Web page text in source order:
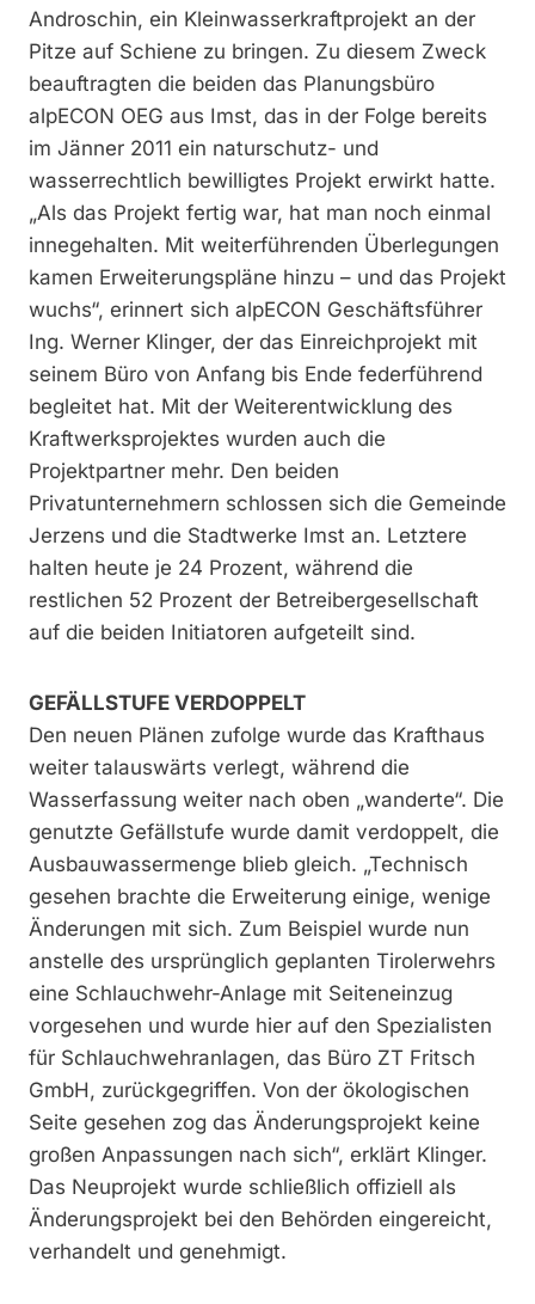
Androschin, ein Kleinwasserkraftprojekt an der
Pitze auf Schiene zu bringen. Zu diesem Zweck
beauftragten die beiden das Planungsbüro
alpECON OEG aus Imst, das in der Folge bereits
im Jänner 2011 ein naturschutz- und
wasserrechtlich bewilligtes Projekt erwirkt hatte.
„Als das Projekt fertig war, hat man noch einmal
innegehalten. Mit weiterführenden Überlegungen
kamen Erweiterungspläne hinzu – und das Projekt
wuchs“, erinnert sich alpECON Geschäftsführer
Ing. Werner Klinger, der das Einreichprojekt mit
seinem Büro von Anfang bis Ende federführend
begleitet hat. Mit der Weiterentwicklung des
Kraftwerksprojektes wurden auch die
Projektpartner mehr. Den beiden
Privatunternehmern schlossen sich die Gemeinde
Jerzens und die Stadtwerke Imst an. Letztere
halten heute je 24 Prozent, während die
restlichen 52 Prozent der Betreibergesellschaft
auf die beiden Initiatoren aufgeteilt sind.
GEFÄLLSTUFE VERDOPPELT
Den neuen Plänen zufolge wurde das Krafthaus
weiter talauswärts verlegt, während die
Wasserfassung weiter nach oben „wanderte“. Die
genutzte Gefällstufe wurde damit verdoppelt, die
Ausbauwassermenge blieb gleich. „Technisch
gesehen brachte die Erweiterung einige, wenige
Änderungen mit sich. Zum Beispiel wurde nun
anstelle des ursprünglich geplanten Tirolerwehrs
eine Schlauchwehr-Anlage mit Seiteneinzug
vorgesehen und wurde hier auf den Spezialisten
für Schlauchwehranlagen, das Büro ZT Fritsch
GmbH, zurückgegriffen. Von der ökologischen
Seite gesehen zog das Änderungsprojekt keine
großen Anpassungen nach sich“, erklärt Klinger.
Das Neuprojekt wurde schließlich offiziell als
Änderungsprojekt bei den Behörden eingereicht,
verhandelt und genehmigt.